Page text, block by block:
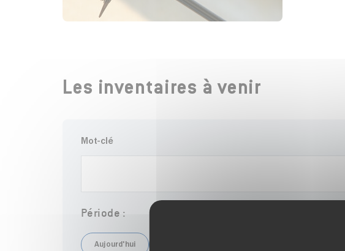
Les inventaires à venir
Mot-clé
Période :
Aujourd'hui